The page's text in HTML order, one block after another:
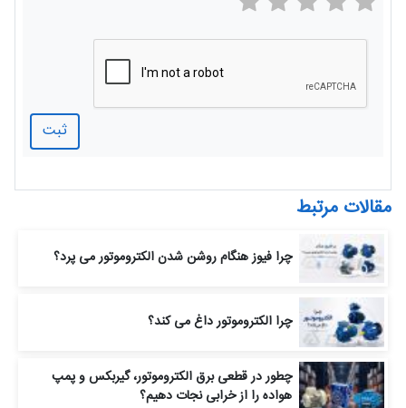
ثبت
مقالات مرتبط
چرا فیوز هنگام روشن شدن الکتروموتور می‌ پرد؟
چرا الکتروموتور داغ می‌ کند؟
چطور در قطعی برق الکتروموتور، گیربکس و پمپ
هواده را از خرابی نجات دهیم؟